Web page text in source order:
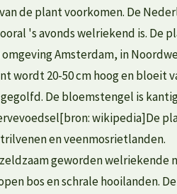
de plant voorkomen. De
's avonds welriekend is. De
Amsterdam, in
wordt 20-50 cm hoog en bloeit
De bloemstengel is
wikipedia]De
en veenmosrietlanden.
geworden welriekende
bos en schrale